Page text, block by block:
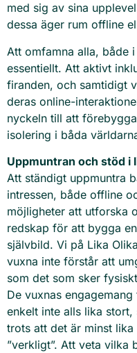
med sig av sina
dessa äger rum offline
Att omfamna alla, både
essentiellt. Att aktivt
firanden, och samtidigt
deras online-
nyckeln till att
isolering i båda
Uppmuntran och stöd i
Att ständigt uppmuntra
intressen, både offline
möjligheter att utforska
redskap för att bygga
självbild. Vi på Lika
vuxna inte förstår att
som det som sker
De vuxnas
enkelt inte alls lika
trots att det är minst
”verkligt”. Att veta vilka